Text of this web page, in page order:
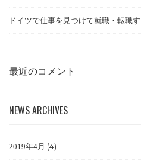
ドイツで仕事を見つけて就職・転職
最近のコメント
NEWS ARCHIVES
2019年4月 (4)